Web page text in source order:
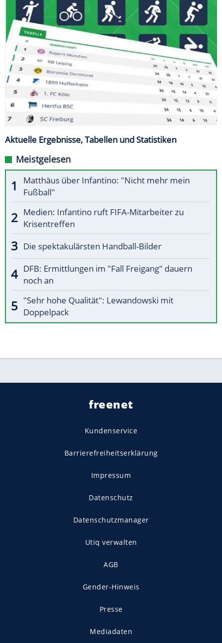
Aktuelle Ergebnisse, Tabellen und Statistiken
Meistgelesen
Matthäus über Infantino: "Nicht mehr mein
Fußball"
Medien: Infantino ruft FIFA-Mitarbeiter zu
Krisentreffen
Die spektakulärsten Handball-Bilder
DFB: Ermittlungen im "Fall Freigang" dauern
noch an
"Sehr hohe Qualität": Lewandowski mit
Doppelpack
freenet
Kundenservice
Barrierefreiheitserklärung
Impressum
Datenschutz
Datenschutzmanager
Utiq verwalten
AGB
Gender-Hinweis
Presse
Mediadaten